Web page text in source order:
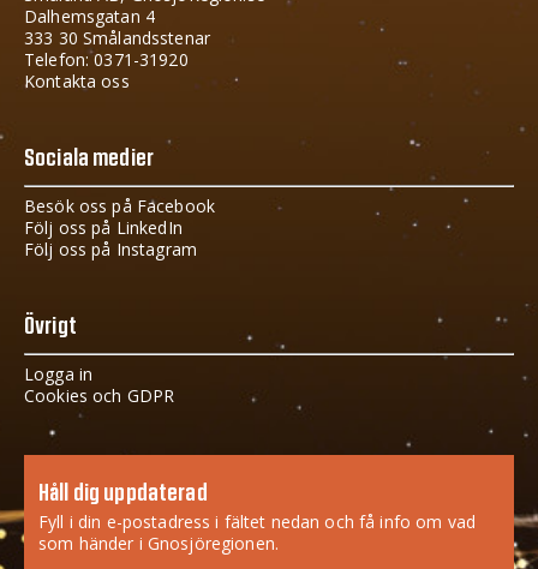
Dalhemsgatan 4
333 30 Smålandsstenar
Telefon: 0371-31920
Kontakta oss
Sociala medier
Besök oss på Facebook
Följ oss på LinkedIn
Följ oss på Instagram
Övrigt
Logga in
Cookies och GDPR
Håll dig uppdaterad
Fyll i din e-postadress i fältet nedan och få info om vad
som händer i Gnosjöregionen.